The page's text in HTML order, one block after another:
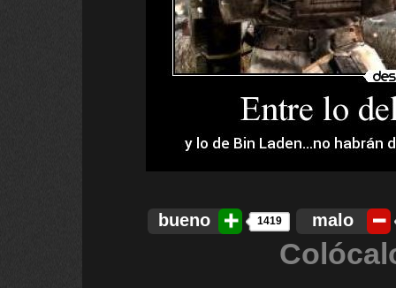
bueno 1419 malo